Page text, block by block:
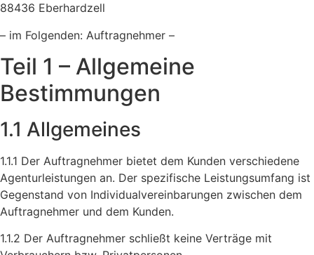
88436 Eberhardzell
– im Folgenden: Auftragnehmer –
Teil 1 – Allgemeine
Bestimmungen
1.1 Allgemeines
1.1.1 Der Auftragnehmer bietet dem Kunden verschiedene
Agenturleistungen an. Der spezifische Leistungsumfang ist
Gegenstand von Individualvereinbarungen zwischen dem
Auftragnehmer und dem Kunden.
1.1.2 Der Auftragnehmer schließt keine Verträge mit